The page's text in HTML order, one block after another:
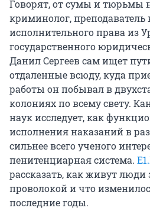
Говорят, от сумы и тюрьмы
криминолог, преподаватель
исполнительного права из
государственного
Данил Сергеев сам ищет
отдаленные всюду, куда
работы он побывал в
колониях по всему свету.
наук исследует, как
исполнения наказаний в
сильнее всего ученого
пенитенциарная система.
рассказать, как живут люди
проволокой и что
последние годы.